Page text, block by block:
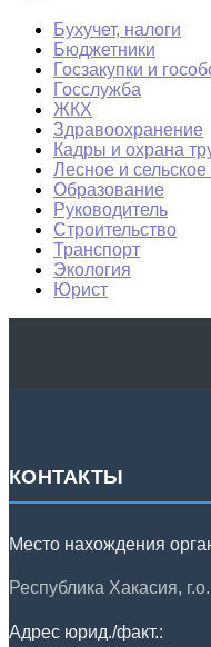
Бухучет, налоги
Бюджетники
Госзакупки и
Госслужба
ЖКХ
Здравоохранение
Кадры и охрана
Лесное и сельское
Образование
Руководитель
Строительство
Транспорт
Экология
Юрист
КОНТАКТЫ
Место нахождения
Республика Хакасия,
Адрес юрид./факт.: